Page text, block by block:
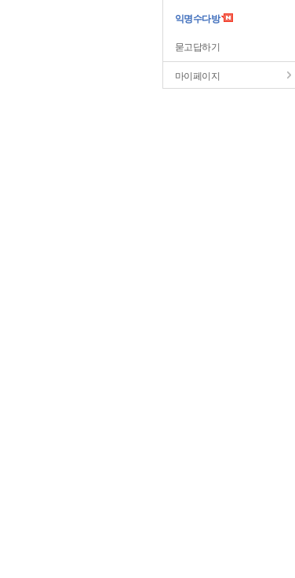
익명수다방
묻고답하기
마이페이지